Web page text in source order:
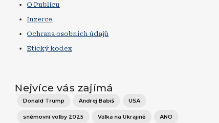
O Publicu
Inzerce
Ochrana osobních údajů
Etický kodex
Nejvíce vás zajímá
Donald Trump Andrej Babiš USA
sněmovní volby 2025 Válka na Ukrajině ANO